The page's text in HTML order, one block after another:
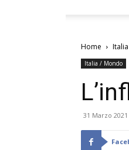
Home
Italia / Mondo
31 Marzo 2021